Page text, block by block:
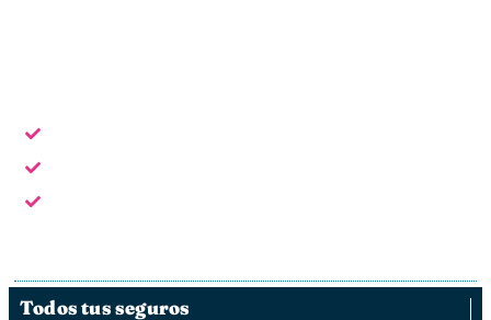
Todos tus seguros